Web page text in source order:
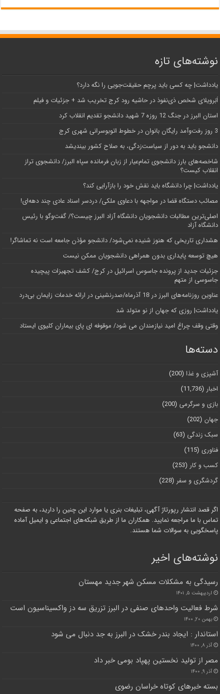
نوشته‌های تازه
یادداشت| ‌چه کسی باید پرچم حقیقت‌جویی را نگه دارد؟
اَبَر‌ویلای شخص ذی‌نفوذ در حاشیه‌ رود کرج تخریب شد + جزئیات و فیلم
استان البرز در جنگ 12 روزه 7 شهید دانشجو تقدیم انقلاب کرد
3 روز رفت‌وآمد رایگان بانوان در خطوط اتوبوسرانی شهری کرج
دانشجو باید به دور از سیاست‌زدگی، به صلاح کشور بیندیشد
شاخصه‌های بارز دانشجوی تمام‌عیار از زبان فرمانده سپاه البرز/ دانشجوی تراز
انقلاب کیست؟
یادداشت| چرا دانشگاه باید نقش خود را بازآرایی کند؟
مصائب دستگاه قضا در مواجهه با دعاوی ملکی/ دردسر اسناد عادی چند‌ دهه‌ای!
اصلی‌ترین مطالبات دانشجویان دانشگاه آزاد البرز چیست؟/ گفت‌وگو با رئیس
دانشگاه آز‌اد
هشداری تاریخی که هنوز شنیده نمی‌شود/ دانشجو مؤذن جامعه است نه تماشاگر!
هیچ توسعه پایداری بدون همراهی دانشجویان ممکن نیست
جزئیات جدید از پرونده جاسوس اسرائیل در کرج/‌ کشف تجهیزات پیچیده
جاسوسی از متهم
عناوین روزنامه‌های البرز در ‌18 آذرماه/صدرنشینی در ارائه خدمات زایمان بی‌درد
یادداشت| روزی که جهان از نو متولد شد
وقتی وقف چراغ امید نیازمندان می شود/ موقوفه ای پای بیماران کلیوی ایستاد
دسته‌ها
آشپزی و غذا (200)
اخبار (11,736)
بازی و سرگرمی (200)
جهان (202)
سبک زندگی (63)
فناوری (115)
کسب و کار (253)
گردشگری و سفر (228)
اگر قصد انتشار رپورتاژ آگهی، تبلیغات بنری یا موارد این چنین را دارید، به صفحه
تماس با ما مراجعه نمایید. همکاران ما از طریق شبکه‌های اجتماعی و ایمیل آماده
پاسخگویی به سوالات شما هستند.
نوشته‌های اخیر
رسیدگی به مشکلات مسکن شهر جدید مهستان
اردیبهشت ۵, ۱۴۰۱
شرط فعالیت واحدهای صنفی در البرز تزریق سه دز واکسیناسیون است
بهمن ۲۰, ۱۴۰۰
استاندار : ایجاد بندر خشک در البرز به جد دنبال می شود
آذر ۸, ۱۴۰۰
مصر از تولید نخستین پهپاد بومی خبر داد
آذر ۹, ۱۴۰۰
بسته خبرهای کوتاه خراسان رضوی